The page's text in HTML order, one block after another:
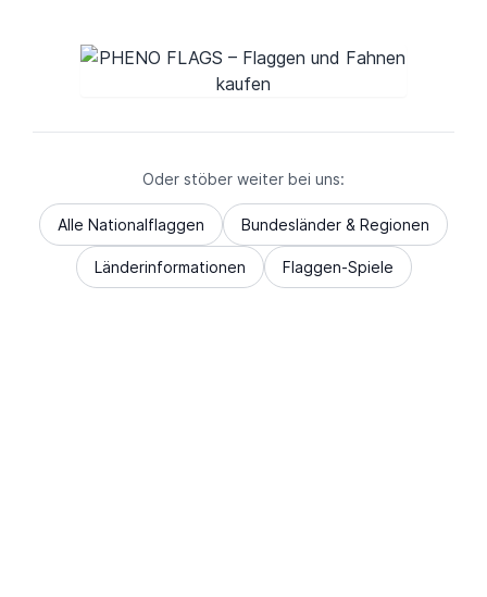
Oder stöber weiter bei uns:
Alle Nationalflaggen Bundesländer & Regionen
Länderinformationen Flaggen-Spiele